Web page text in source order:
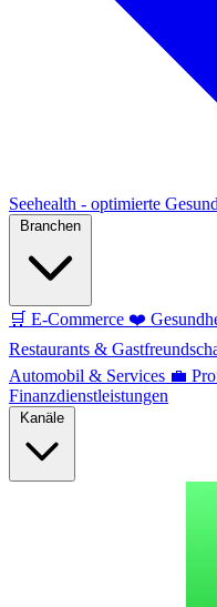
Seehealth - optimierte
🛒 E-Commerce ❤️
Restaurants &
Automobil & Services 💼
Finanzdienstleistungen